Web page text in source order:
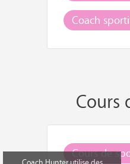
Coach
Cours
Cours de